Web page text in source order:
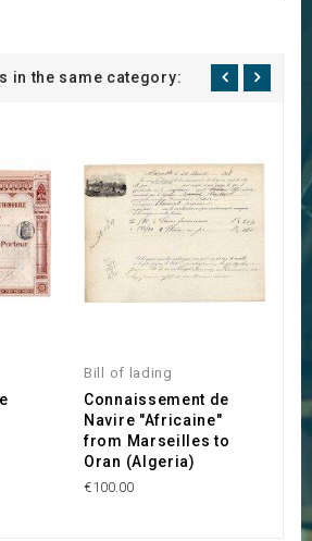
in the same category:
Bill of lading
Connaissement de
Navire "Africaine"
from Marseilles to
Oran (Algeria)
€100.00